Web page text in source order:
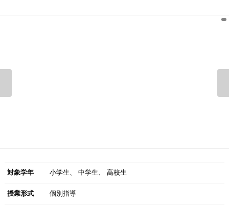
対象学年 小学生 中学生 高校生
授業形式 個別指導